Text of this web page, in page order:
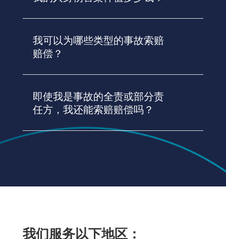
我可以为哪些类型的事故索赔
赔偿？
即使我是事故的全责或部分责
任方，我还能索赔赔偿吗？
我们服务以下地区：